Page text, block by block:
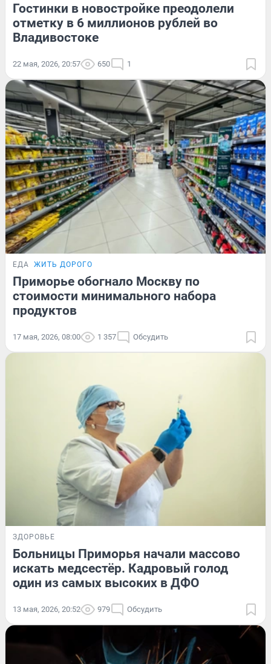
Гостинки в новостройке преодолели
отметку в 6 миллионов рублей во
Владивостоке
22 мая, 2026, 20:57 650 1
ЕДА ЖИТЬ ДОРОГО
Приморье обогнало Москву по
стоимости минимального набора
продуктов
17 мая, 2026, 08:00 1 357 Обсудить
ЗДОРОВЬЕ
Больницы Приморья начали массово
искать медсестёр. Кадровый голод
один из самых высоких в ДФО
13 мая, 2026, 20:52 979 Обсудить